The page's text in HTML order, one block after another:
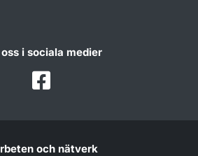
oss i sociala medier
Facebook
och nätverk